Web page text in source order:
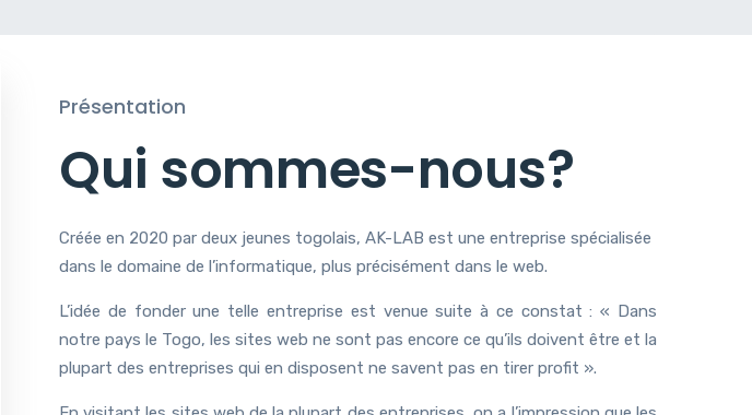
Présentation
Qui sommes-nous?
Créée en 2020 par deux jeunes togolais, AK-LAB est une entreprise spécialisée
dans le domaine de l’informatique, plus précisément dans le web.
L’idée de fonder une telle entreprise est venue suite à ce constat : « Dans
notre pays le Togo, les sites web ne sont pas encore ce qu’ils doivent être et la
plupart des entreprises qui en disposent ne savent pas en tirer profit ».